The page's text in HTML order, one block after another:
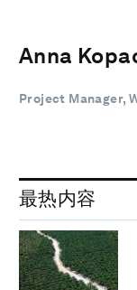
Anna
Project Manager,
最热内容